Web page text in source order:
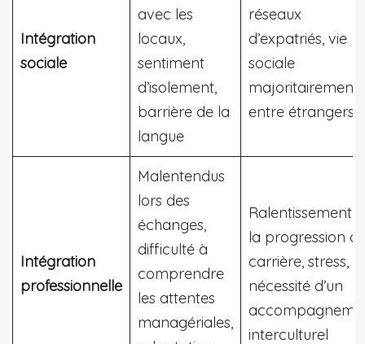
Intégration
sociale
avec les
locaux,
sentiment
d’isolement,
barrière de la
langue
réseaux
d’expatriés, vie
sociale
majoritairement
entre étrangers
Intégration
professionnelle
Malentendus
lors des
échanges,
difficulté à
comprendre
les attentes
managériales,
Ralentissement
la progression
carrière, stress,
nécessité d’un
interculturel